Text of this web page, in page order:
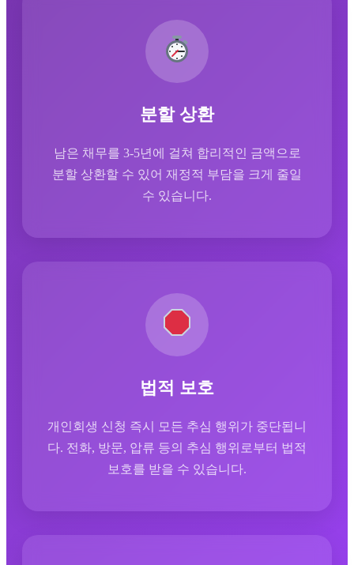
분할 상환
남은 채무를 3-5년에 걸쳐 합리적인 금액으로
분할 상환할 수 있어 재정적 부담을 크게 줄일
수 있습니다.
법적 보호
개인회생 신청 즉시 모든 추심 행위가 중단됩니
다. 전화, 방문, 압류 등의 추심 행위로부터 법적
보호를 받을 수 있습니다.